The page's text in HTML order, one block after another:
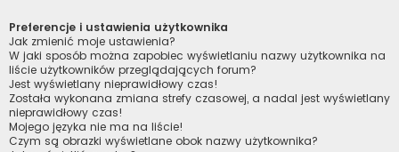
Preferencje i ustawienia użytkownika
Jak zmienić moje ustawienia?
W jaki sposób można zapobiec wyświetlaniu nazwy użytkownika na
liście użytkowników przeglądających forum?
Jest wyświetlany nieprawidłowy czas!
Została wykonana zmiana strefy czasowej, a nadal jest wyświetlany
nieprawidłowy czas!
Mojego języka nie ma na liście!
Czym są obrazki wyświetlane obok nazwy użytkownika?